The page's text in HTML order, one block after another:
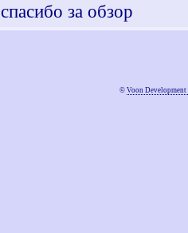
спасибо за обзор
© Voon Development